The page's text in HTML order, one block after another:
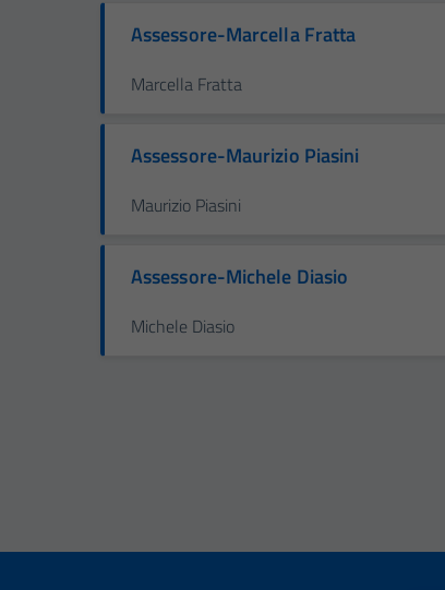
Assessore-Marcella Fratta
Marcella Fratta
Assessore-Maurizio Piasini
Maurizio Piasini
Assessore-Michele Diasio
Michele Diasio